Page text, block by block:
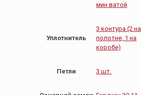
мин ватой
Уплотнитель
3 контура (2 на
полотне, 1 на
коробе)
Петли 3 шт.